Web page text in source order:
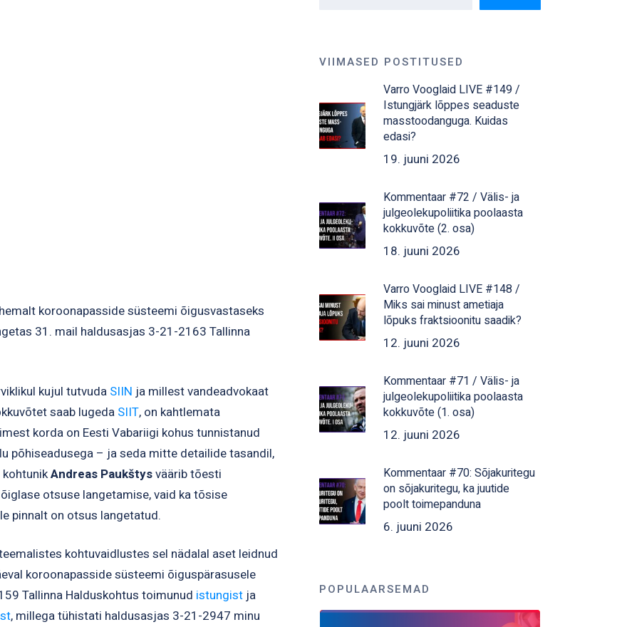
koroonapasside süsteemi õigusvastaseks
31. mail haldusasjas 3-21-2163 Tallinna
kujul tutvudaSIIN ja millest vandeadvokaat
saab lugeda SIIT, on kahtlemata
korda on Eesti Vabariigi kohus tunnistanud
põhiseadusega – ja seda mitte detailide tasandil,
kohtunikAndreas Paukštysväärib tõesti
otsuse langetamise, vaid ka tõsise
pinnalt on otsus langetatud.
kohtuvaidlustes sel nädalal aset leidnud
koroonapasside süsteemi õiguspärasusele
Tallinna Halduskohtus toimunud istungistja
, millega tühistati haldusasjas 3-21-2947 minu
VIIMASED POSTITUSED
Varro Vooglaid LIVE #149 /
Istungjärk lõppes seaduste
masstoodanguga. Kuidas
edasi?
19. juuni 2026
Kommentaar #72 / Välis- ja
julgeolekupoliitika poolaasta
kokkuvõte (2. osa)
18. juuni 2026
Varro Vooglaid LIVE #148 /
Miks sai minust ametiaja
lõpuks fraktsioonitu saadik?
12. juuni 2026
Kommentaar #71 / Välis- ja
julgeolekupoliitika poolaasta
kokkuvõte (1. osa)
12. juuni 2026
Kommentaar #70: Sõjakuritegu
on sõjakuritegu, ka juutide
poolt toimepanduna
6. juuni 2026
POPULAARSEMAD